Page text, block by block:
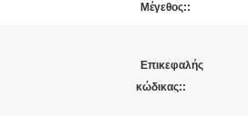
Μέγεθος::
Επικεφαλής
κώδικας::